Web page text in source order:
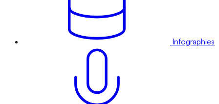
Infographies